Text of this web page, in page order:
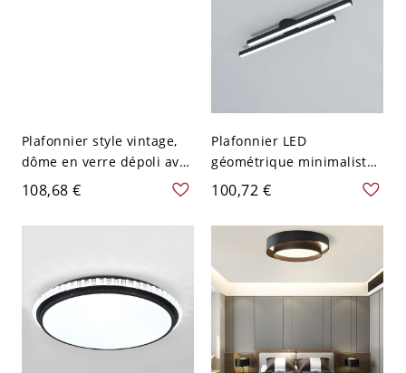
Plafonnier style vintage,
dôme en verre dépoli avec
bordure métallique
110 V-120 V Petit
108,68 €
Plafonnier LED
géométrique minimaliste,
luminaire de plafond
pour plafonds bas - Noir
110 V-120 V 59,69 cm
Blanc
100,72 €